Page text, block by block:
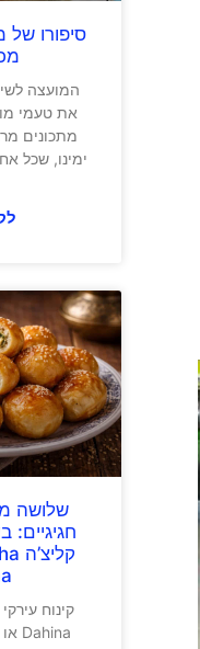
סיפורו
המועצה
את טעמי
מתכונים
ימינו, שכל
שלושה
קינוח